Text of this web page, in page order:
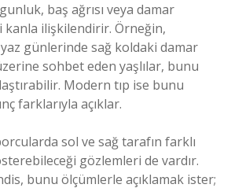
baş ağrısı veya damar
kanla ilişkilendirir. Örneğin,
yaz günlerinde sağ koldaki damar
sohbet eden yaşlılar, bunu
Modern tıp ise bunu
farklarıyla açıklar.
sol ve sağ tarafın farklı
gözlemleri de vardır.
bunu ölçümlerle açıklamak ister;